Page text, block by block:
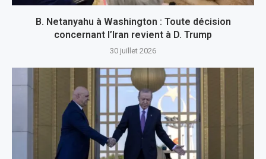
B. Netanyahu à Washington : Toute décision
concernant l’Iran revient à D. Trump
30 juillet 2026